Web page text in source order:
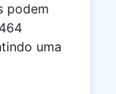
podem
uma